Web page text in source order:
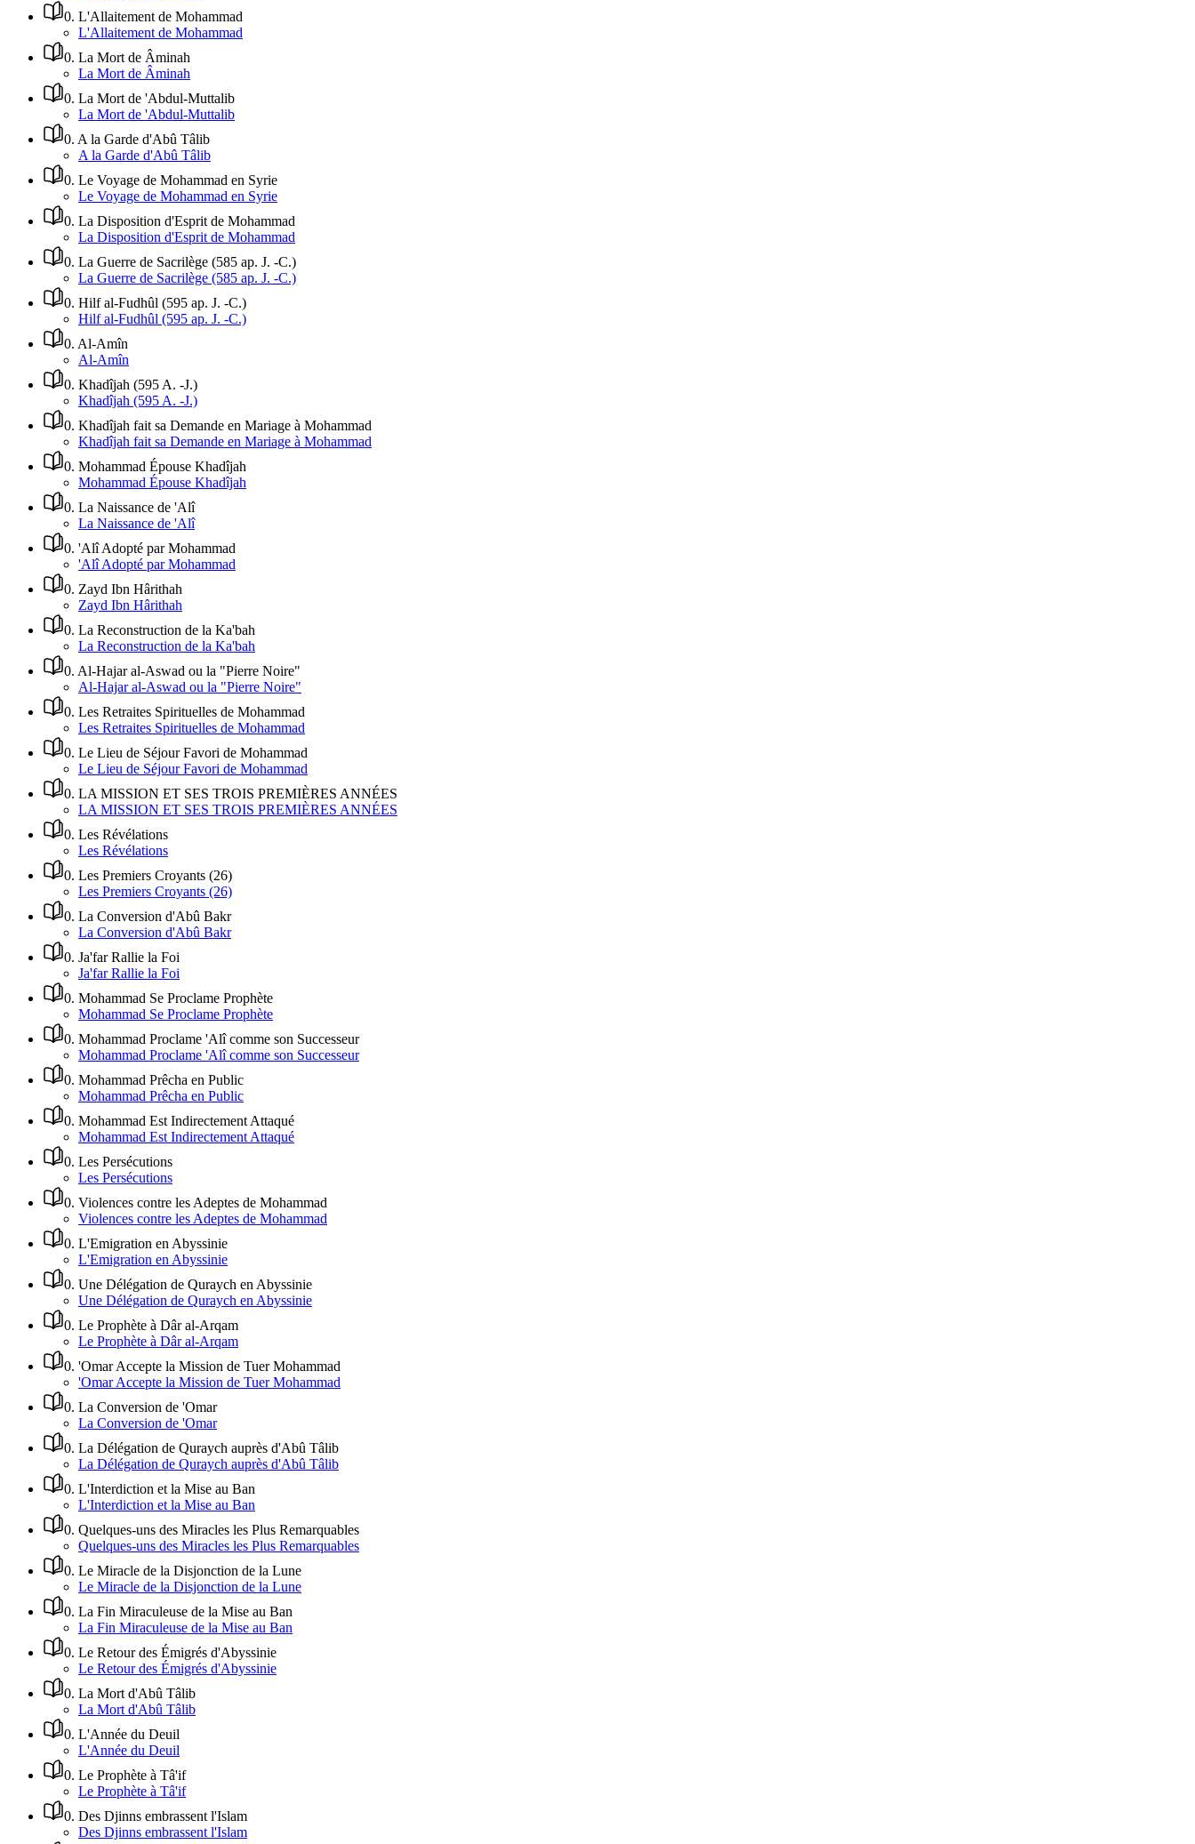
0. L'Allaitement de Mohammad
L'Allaitement de Mohammad
0. La Mort de Âminah
La Mort de Âminah
0. La Mort de 'Abdul-Muttalib
La Mort de 'Abdul-Muttalib
0. A la Garde d'Abû Tâlib
A la Garde d'Abû Tâlib
0. Le Voyage de Mohammad en Syrie
Le Voyage de Mohammad en Syrie
0. La Disposition d'Esprit de Mohammad
La Disposition d'Esprit de Mohammad
0. La Guerre de Sacrilège (585 ap. J. -C.)
La Guerre de Sacrilège (585 ap. J. -C.)
0. Hilf al-Fudhûl (595 ap. J. -C.)
Hilf al-Fudhûl (595 ap. J. -C.)
0. Al-Amîn
Al-Amîn
0. Khadîjah (595 A. -J.)
Khadîjah (595 A. -J.)
0. Khadîjah fait sa Demande en Mariage à Mohammad
Khadîjah fait sa Demande en Mariage à Mohammad
0. Mohammad Épouse Khadîjah
Mohammad Épouse Khadîjah
0. La Naissance de 'Alî
La Naissance de 'Alî
0. 'Alî Adopté par Mohammad
'Alî Adopté par Mohammad
0. Zayd Ibn Hârithah
Zayd Ibn Hârithah
0. La Reconstruction de la Ka'bah
La Reconstruction de la Ka'bah
0. Al-Hajar al-Aswad ou la "Pierre Noire"
Al-Hajar al-Aswad ou la "Pierre Noire"
0. Les Retraites Spirituelles de Mohammad
Les Retraites Spirituelles de Mohammad
0. Le Lieu de Séjour Favori de Mohammad
Le Lieu de Séjour Favori de Mohammad
0. LA MISSION ET SES TROIS PREMIÈRES ANNÉES
LA MISSION ET SES TROIS PREMIÈRES ANNÉES
0. Les Révélations
Les Révélations
0. Les Premiers Croyants (26)
Les Premiers Croyants (26)
0. La Conversion d'Abû Bakr
La Conversion d'Abû Bakr
0. Ja'far Rallie la Foi
Ja'far Rallie la Foi
0. Mohammad Se Proclame Prophète
Mohammad Se Proclame Prophète
0. Mohammad Proclame 'Alî comme son Successeur
Mohammad Proclame 'Alî comme son Successeur
0. Mohammad Prêcha en Public
Mohammad Prêcha en Public
0. Mohammad Est Indirectement Attaqué
Mohammad Est Indirectement Attaqué
0. Les Persécutions
Les Persécutions
0. Violences contre les Adeptes de Mohammad
Violences contre les Adeptes de Mohammad
0. L'Emigration en Abyssinie
L'Emigration en Abyssinie
0. Une Délégation de Quraych en Abyssinie
Une Délégation de Quraych en Abyssinie
0. Le Prophète à Dâr al-Arqam
Le Prophète à Dâr al-Arqam
0. 'Omar Accepte la Mission de Tuer Mohammad
'Omar Accepte la Mission de Tuer Mohammad
0. La Conversion de 'Omar
La Conversion de 'Omar
0. La Délégation de Quraych auprès d'Abû Tâlib
La Délégation de Quraych auprès d'Abû Tâlib
0. L'Interdiction et la Mise au Ban
L'Interdiction et la Mise au Ban
0. Quelques-uns des Miracles les Plus Remarquables
Quelques-uns des Miracles les Plus Remarquables
0. Le Miracle de la Disjonction de la Lune
Le Miracle de la Disjonction de la Lune
0. La Fin Miraculeuse de la Mise au Ban
La Fin Miraculeuse de la Mise au Ban
0. Le Retour des Émigrés d'Abyssinie
Le Retour des Émigrés d'Abyssinie
0. La Mort d'Abû Tâlib
La Mort d'Abû Tâlib
0. L'Année du Deuil
L'Année du Deuil
0. Le Prophète à Tâ'if
Le Prophète à Tâ'if
0. Des Djinns embrassent l'Islam
Des Djinns embrassent l'Islam